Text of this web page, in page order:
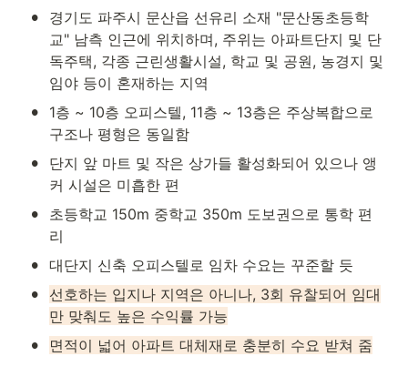
•
경기도 파주시 문산읍 선유리 소재 "문산동초등학
교" 남측 인근에 위치하며, 주위는 아파트단지 및 단
독주택, 각종 근린생활시설, 학교 및 공원, 농경지 및
임야 등이 혼재하는 지역
•
1층 ~ 10층 오피스텔, 11층 ~ 13층은 주상복합으로
구조나 평형은 동일함
•
단지 앞 마트 및 작은 상가들 활성화되어 있으나 앵
커 시설은 미흡한 편
•
초등학교 150m 중학교 350m 도보권으로 통학 편
리
• 대단지 신축 오피스텔로 임차 수요는 꾸준할 듯
•
선호하는 입지나 지역은 아니나, 3회 유찰되어 임대
만 맞춰도 높은 수익률 가능
• 면적이 넓어 아파트 대체재로 충분히 수요 받쳐 줌